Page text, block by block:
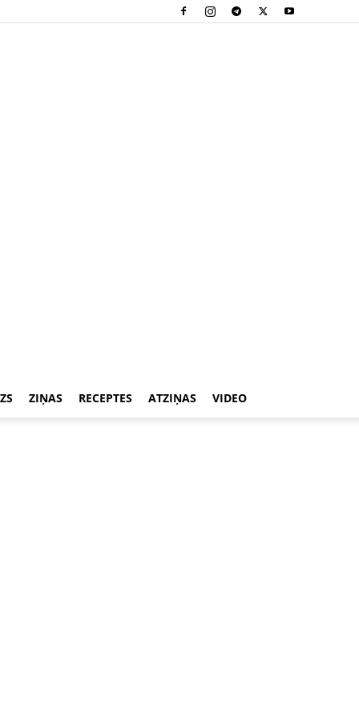
ZIŅAS RECEPTES ATZIŅAS VIDEO